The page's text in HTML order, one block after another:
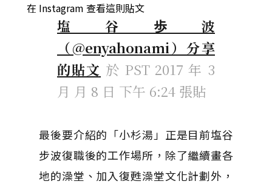
在 Instagram 查看這則貼文
塩谷歩波
（@enyahonami）分享
的貼文 於 PST 2017 年 3
月 月 8 日 下午 6:24 張貼
最後要介紹的「小杉湯」正是目前塩谷
步波復職後的工作場所，除了繼續畫各
地的澡堂、加入復甦澡堂文化計劃外，